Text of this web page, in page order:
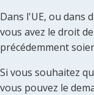
Dans l'UE, ou dans
vous avez le droit
précédemment
Si vous souhaitez
vous pouvez le